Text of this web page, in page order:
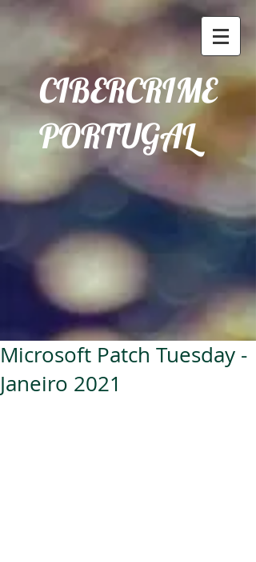
CIBERCRIME
PORTUGAL
Microsoft Patch Tuesday -
Janeiro 2021